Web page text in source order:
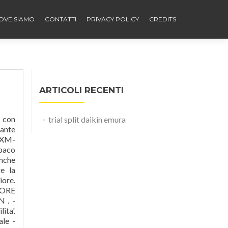
SIAMO CONTATTI PRIVACY POLICY CREDITS
di purificazione dellaria SilverStream -Sistema di purificazione dellaria SilverStream Alta tecnologia giapponese con componenti di qualita' e affidabilita'. -Refrigerante ecocompatibile R32 - Funzionamento supersilenzioso! DAIKIN EMURA TRIAL SPLIT 3MXS68G+FXG25LW-W+FTXG25LW-W+FTXG35LW-W. -Sistema di purificazione
ARTICOLI RECENTI
trial split daikin emura